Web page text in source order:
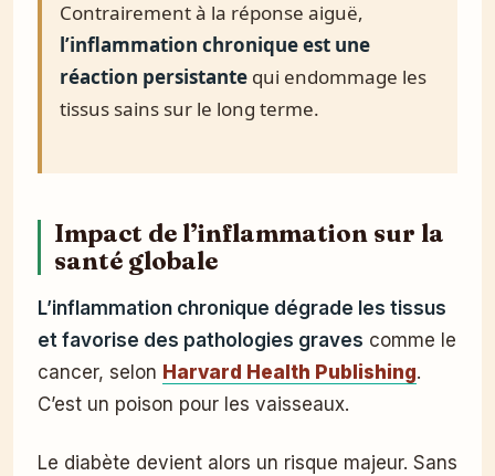
Contrairement à la réponse aiguë,
l’inflammation chronique est une
réaction persistante qui endommage les
tissus sains sur le long terme.
Impact de l’inflammation sur la
santé globale
L’inflammation chronique dégrade les tissus
et favorise des pathologies graves comme le
cancer, selon Harvard Health Publishing.
C’est un poison pour les vaisseaux.
Le diabète devient alors un risque majeur. Sans